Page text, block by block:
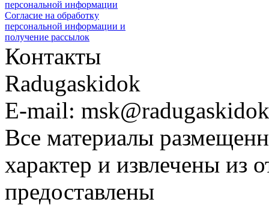
персональной информации
Согласие на обработку
персональной информации и
получение рассылок
Контакты
Radugaskidok
E-mail:
Все материалы
характер и извлечены из
предоставлены